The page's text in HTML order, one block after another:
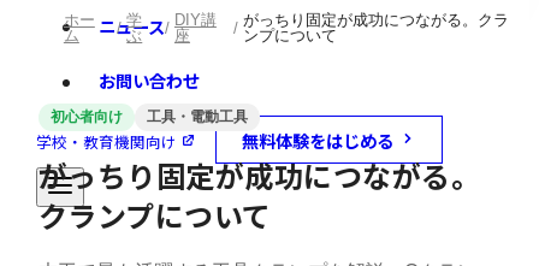
ニュース
お問い合わせ
学校・教育機関向け 無料体験をはじめる
ホー
ム
学
ぶ
DIY講
座
がっちり固定が成功につながる。クラ
ンプについて
初心者向け 工具・電動工具
がっちり固定が成功につながる。
クランプについて